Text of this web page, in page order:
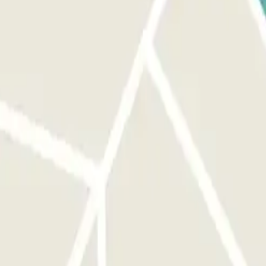
de su llegada a la estación, contáctelo al número indicado en
si lo necesita y realizará un rápido estado del vehículo antes de
estará esperando con su vehículo en el lugar donde lo dejó. En